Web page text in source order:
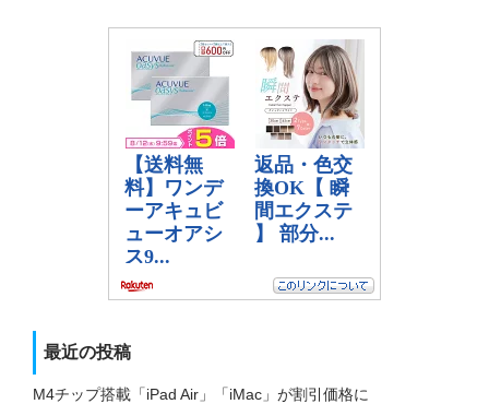
最近の投稿
M4チップ搭載「iPad Air」「iMac」が割引価格に